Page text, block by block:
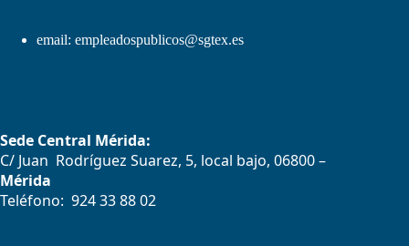
email: empleadospublicos@sgtex.es
Sede Central Mérida:
C/ Juan Rodríguez Suarez, 5, local bajo, 06800 –
Mérida
Teléfono: 924 33 88 02